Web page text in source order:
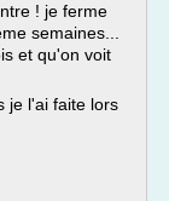
! je ferme
semaines...
et qu'on voit
je l'ai faite lors